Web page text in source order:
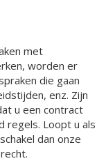
met
worden er
die gaan
enz. Zijn
u een contract
regels. Loopt u als
dan onze